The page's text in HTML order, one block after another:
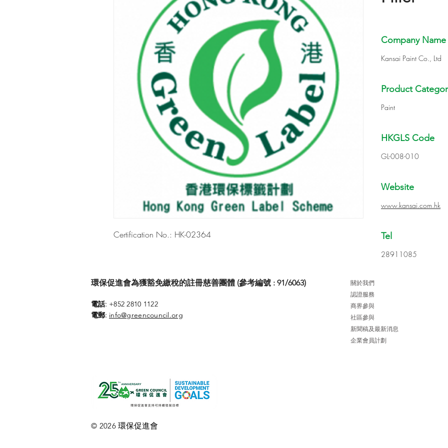
Certification No.: HK-02364
Company Name
Kansai Paint Co., Ltd
Product
Paint
HKGLS Code
GL-008-010
Website
www.kansai.com.hk
Tel
28911085
環保促進會為獲豁免繳稅的註冊慈善團體 (參考編號 : 91/6063)
電話: +852 2810 1122
電郵: info@greencouncil.org
關於我們
認證服務
商界參與
社區參與
新聞稿及最新消息
企業會員計劃
© 2026環保促進會